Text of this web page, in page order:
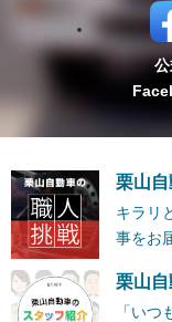
栗山
キラリ
事をお
栗山
「い